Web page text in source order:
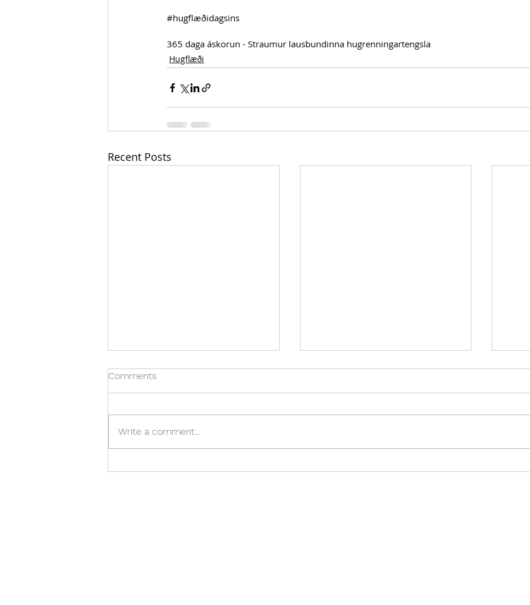
#hugflæðidagsins
365 daga áskorun - Straumur lausbundinna hugrenningartengsla
Hugflæði
Recent Posts
Bestu hlutirnir í lífi okkar
Comments
Write a comment...